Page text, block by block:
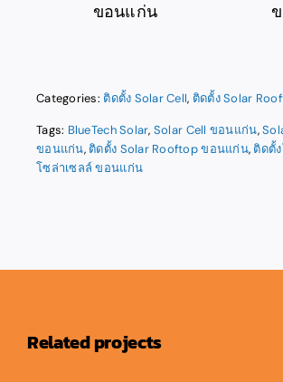
ขอนแก่น
Categories: ติดตั้ง Solar Cell, ติดตั้ง Solar
Tags: BlueTech Solar, Solar Cell ขอนแก่น,
ขอนแก่น, ติดตั้ง Solar Rooftop ขอนแก่น, ติดตั้
โซล่าเซลล์ ขอนแก่น
Related projects